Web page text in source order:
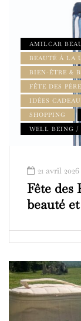
AMILCAR
BEAUTÉ À LA
BIEN-ÊTRE &
FÊTE DES
IDÉES
SHOPPING
WELL BEING /
21 avril 2026
Fête des
beauté